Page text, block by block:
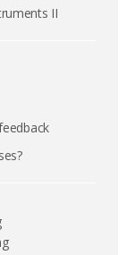
II